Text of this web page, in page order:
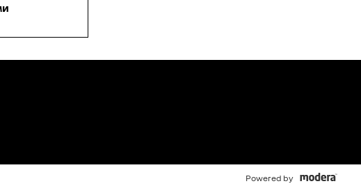
Powered by